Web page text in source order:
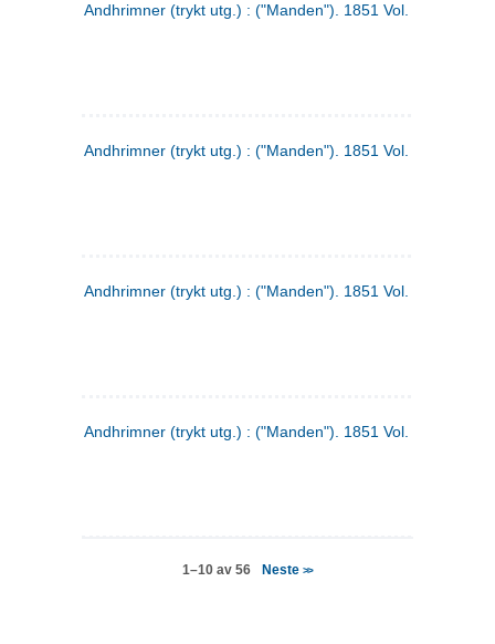
Andhrimner (trykt utg.) : ("Manden"). 1851 Vol. 1 Nr. 3
Andhrimner (trykt utg.) : ("Manden"). 1851 Vol. 2 Nr. 4
Andhrimner (trykt utg.) : ("Manden"). 1851 Vol. 2 Nr. 6
Andhrimner (trykt utg.) : ("Manden"). 1851 Vol. 1 Nr. 6
1–10 av 56 Neste>>